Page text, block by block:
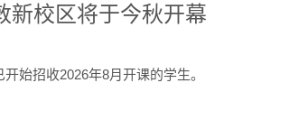
新校区将于今秋开幕
始招收2026年8月开课的学生。